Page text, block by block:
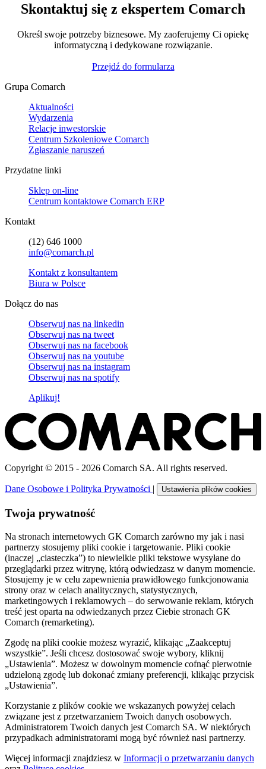
Skontaktuj się z ekspertem Comarch
Określ swoje potrzeby biznesowe. My zaoferujemy Ci opiekę
informatyczną i dedykowane rozwiązanie.
Przejdź do formularza
Grupa Comarch
Aktualności
Wydarzenia
Relacje inwestorskie
Centrum Szkoleniowe Comarch
Zgłaszanie naruszeń
Przydatne linki
Sklep on-line
Centrum kontaktowe Comarch ERP
Kontakt
(12) 646 1000
info@comarch.pl
Kontakt z konsultantem
Biura w Polsce
Dołącz do nas
Obserwuj nas na linkedin
Obserwuj nas na tweet
Obserwuj nas na facebook
Obserwuj nas na youtube
Obserwuj nas na instagram
Obserwuj nas na spotify
Aplikuj!
Copyright © 2015 - 2026 Comarch SA. All rights reserved.
Dane Osobowe i Polityka Prywatności | Ustawienia plików cookies
Twoja prywatność
Na stronach internetowych GK Comarch zarówno my jak i nasi
partnerzy stosujemy pliki cookie i targetowanie. Pliki cookie
(inaczej „ciasteczka”) to niewielkie pliki tekstowe wysyłane do
przeglądarki przez witrynę, którą odwiedzasz w danym momencie.
Stosujemy je w celu zapewnienia prawidłowego funkcjonowania
strony oraz w celach analitycznych, statystycznych,
marketingowych i reklamowych – do serwowanie reklam, których
treść jest oparta na odwiedzanych przez Ciebie stronach GK
Comarch (remarketing).
Zgodę na pliki cookie możesz wyrazić, klikając „Zaakceptuj
wszystkie”. Jeśli chcesz dostosować swoje wybory, kliknij
„Ustawienia”. Możesz w dowolnym momencie cofnąć pierwotnie
udzieloną zgodę lub dokonać zmiany preferencji, klikając przycisk
„Ustawienia”.
Korzystanie z plików cookie we wskazanych powyżej celach
związane jest z przetwarzaniem Twoich danych osobowych.
Administratorem Twoich danych jest Comarch SA. W niektórych
przypadkach administratorami mogą być również nasi partnerzy.
Więcej informacji znajdziesz w Informacji o przetwarzaniu danych